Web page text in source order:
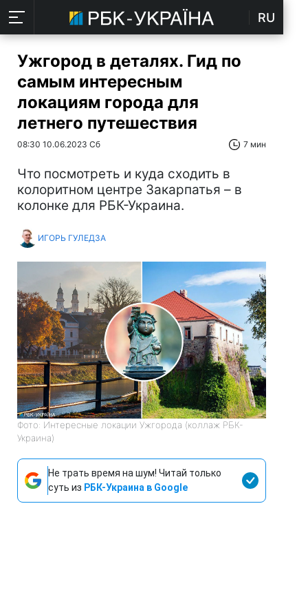
RU
Ужгород в деталях. Гид по
самым интересным
локациям города для
летнего путешествия
08:30 10.06.2023 Сб 7 мин
Что посмотреть и куда сходить в
колоритном центре Закарпатья – в
колонке для РБК-Украина.
ИГОРЬ ГУЛЕДЗА
Фото: Интересные локации Ужгорода (коллаж РБК-
Украина)
Не трать время на шум! Читай только
суть из РБК-Украина в Google